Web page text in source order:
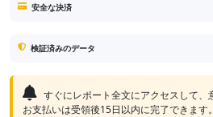
安全な決済
検証済みのデータ
すぐにレポート全文にアクセスして、
お支払いは受領後15日以内に完了できます。